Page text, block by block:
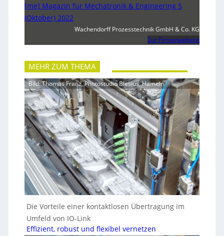
[me] Magazin für Mechatronik & Engineering 5
(Oktober) 2022
Wachendorff Prozesstechnik GmbH & Co. KG
Zur Firmenwebsite
MEHR ZUM THEMA
Bild: Thomas Franz, Photostudio Blesius, Hameln
Die Vorteile einer kontaktlosen Übertragung im
Umfeld von IO-Link
Effizient, robust und flexibel vernetzen